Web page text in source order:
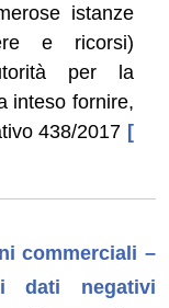
istanze
e ricorsi)
per la
inteso fornire,
438/2017 [
commerciali –
dati negativi